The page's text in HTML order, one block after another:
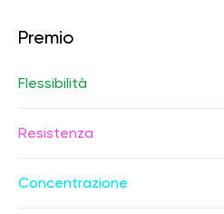
Premio
Flessibilità
Resistenza
Concentrazione